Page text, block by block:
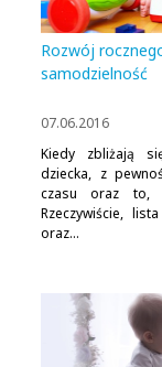
Rozwój
samodzielność
07.06.2016
Kiedy zbliżają
dziecka, z
czasu oraz to,
Rzeczywiście,
oraz...